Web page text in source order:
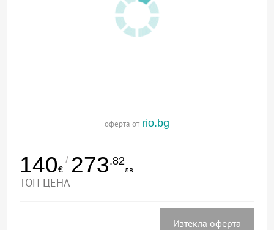
оферта от rio.bg
140€
/ 273.82
лв.
ТОП ЦЕНА
Изтекла оферта